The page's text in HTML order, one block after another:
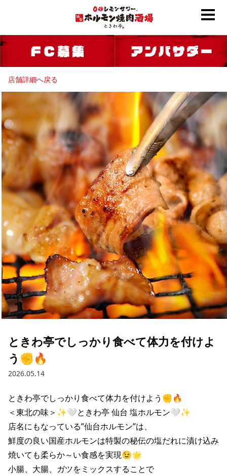
店舗詳細へ戻る
ときわ亭でしっかり食べて体力を付けよ
う✊🔥
2026.05.14
ときわ亭でしっかり食べて体力を付けよう✊🔥
＜東北の味＞✨🤍ときわ亭 仙台 塩ホルモン🤍✨
店名にもなっている”仙台ホルモン”は、
鮮度の良い国産ホルモンは特製の秘伝の塩だれに漬け込み
焼いても柔らか～い食感を実現😉🌟
小腸、大腸、ガツをミックスすることで